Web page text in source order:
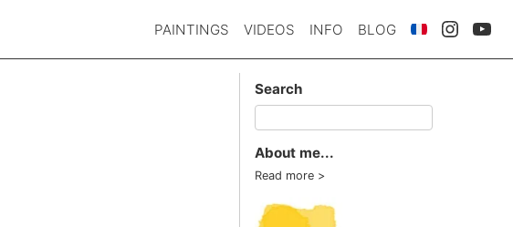
PAINTINGS VIDEOS INFO BLOG
Search
About me...
Read more